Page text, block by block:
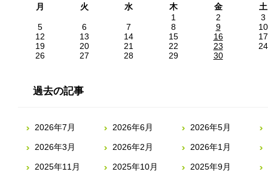
月 火 水 木 金
土
1
2
3
5
6 7 8 9
10
12
13 14 15 16
17
19
20 21 22 23
24
26
27 28 29 30
過去の記事
2026年7月 2026年6月 2026年5月
2026年3月 2026年2月 2026年1月
2025年11月 2025年10月 2025年9月